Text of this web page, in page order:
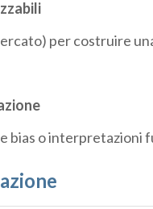
per costruire
bias o interpretazioni